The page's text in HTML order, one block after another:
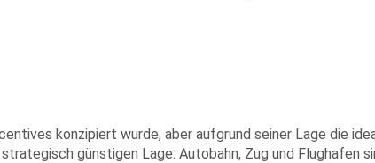
konzipiert wurde, aber aufgrund seiner Lage die
günstigen Lage: Autobahn, Zug und Flughafen